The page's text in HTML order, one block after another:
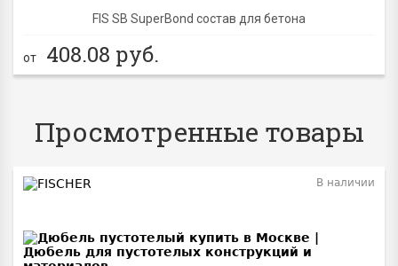
FIS SB SuperBond состав для бетона
от 408.08 руб.
Просмотренные товары
В наличии